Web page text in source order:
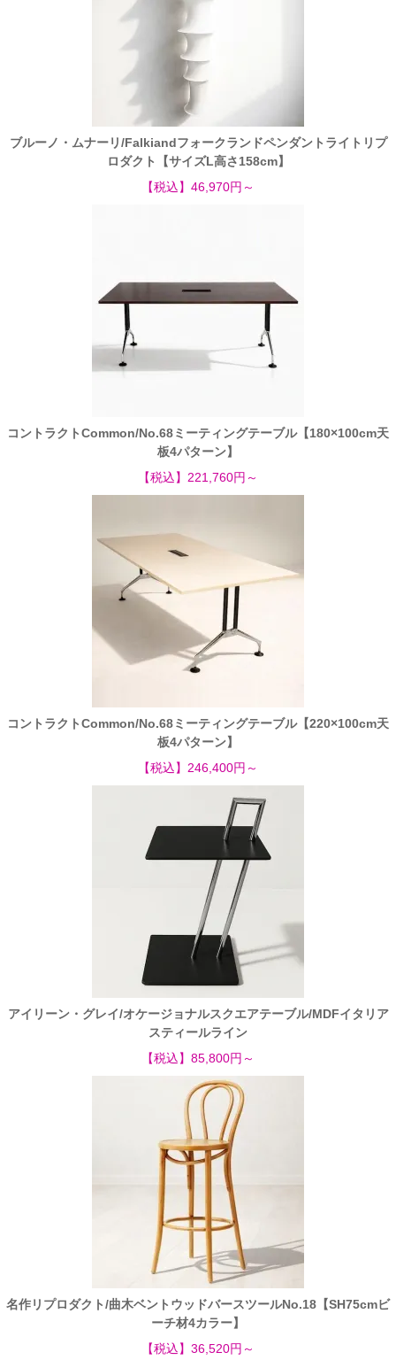
ブルーノ・ムナーリ/Falkiandフォークランドペンダントライトリプ
ロダクト【サイズL高さ158cm】
【税込】46,970円～
コントラクトCommon/No.68ミーティングテーブル【180×100cm天
板4パターン】
【税込】221,760円～
コントラクトCommon/No.68ミーティングテーブル【220×100cm天
板4パターン】
【税込】246,400円～
アイリーン・グレイ/オケージョナルスクエアテーブル/MDFイタリア
スティールライン
【税込】85,800円～
名作リプロダクト/曲木ベントウッドバースツールNo.18【SH75cmビ
ーチ材4カラー】
【税込】36,520円～